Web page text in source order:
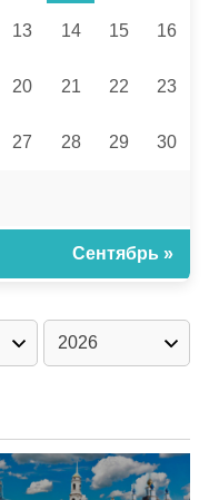
13 14 15 16
20 21 22 23
27 28 29 30
Сентябрь »